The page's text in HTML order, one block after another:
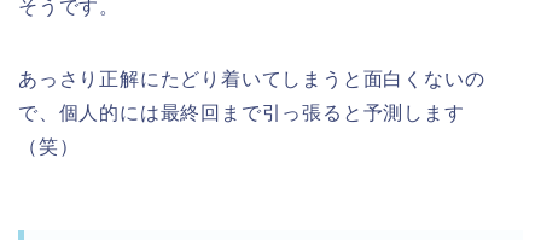
そうです。
あっさり正解にたどり着いてしまうと面白くないの
で、個人的には最終回まで引っ張ると予測します
（笑）